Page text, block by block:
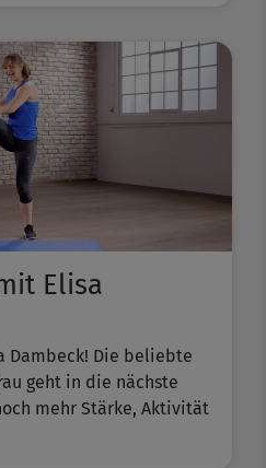
Elisa
Dambeck! Die beliebte
geht in die nächste
mehr Stärke, Aktivität